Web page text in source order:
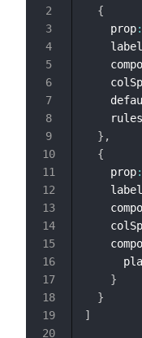
{
    prop
:
    label
    rules
} ,
{
    prop
:
    label
}
}
]